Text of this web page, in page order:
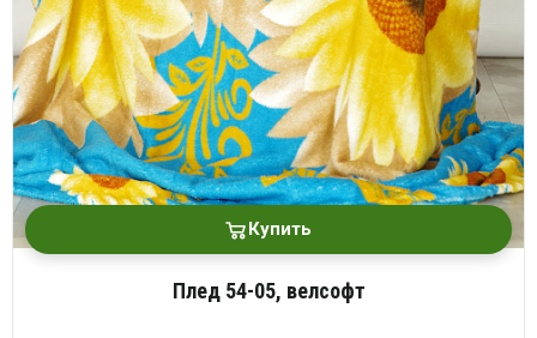
Купить
Плед 54-05, велсофт